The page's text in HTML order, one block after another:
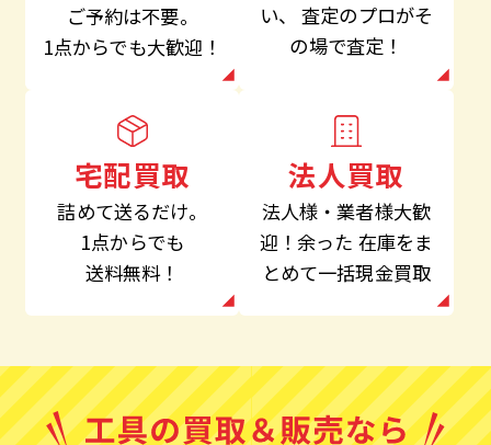
ご予約は不要。
1点からでも大歓迎！
い、 査定のプロがそ
の場で査定！
宅配買取
詰めて送るだけ。
1点からでも
送料無料！
法人買取
法人様・業者様大歓
迎！余った 在庫をま
とめて一括現金買取